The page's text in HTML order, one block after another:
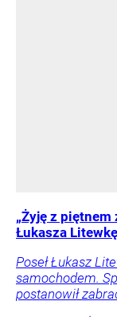
„Żyję z
Łukasza
Poseł Łukasz
samochodem.
postanowił